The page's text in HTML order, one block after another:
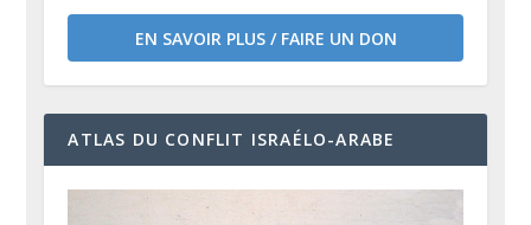
EN SAVOIR PLUS / FAIRE UN DON
ATLAS DU CONFLIT ISRAÉLO-ARABE